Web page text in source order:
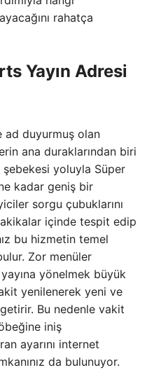
rahatça
Yayın Adresi
ad duyurmuş olan
ana duraklarından biri
yoluyla Süper
kadar geniş bir
sorgu çubuklarını
içinde tespit edip
bu hizmetin temel
Zor menüler
yönelmek büyük
yenilenerek yeni ve
Bu nedenle vakit
iniş
ayarını internet
da bulunuyor.